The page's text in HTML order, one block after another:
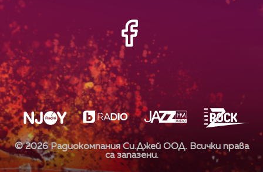
©2026Радиокомпания Си.Джей ООД. Всички права
са запазени.